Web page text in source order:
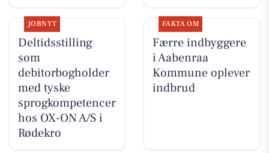
JOBNYT
Deltidsstilling
som
debitorbogholder
med tyske
sprogkompetencer
hos OX-ON A/S i
Rødekro
FAKTA OM
Færre indbyggere
i Aabenraa
Kommune oplever
indbrud